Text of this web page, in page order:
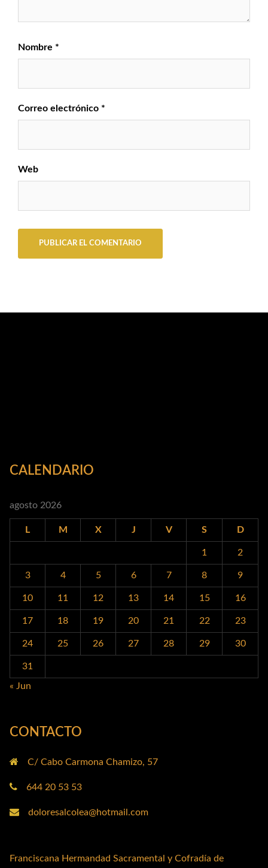
Nombre *
Correo electrónico *
Web
CALENDARIO
agosto 2026
L M X J V S D
1 2
3 4 5 6 7 8 9
10 11 12 13 14 15 16
17 18 19 20 21 22 23
24 25 26 27 28 29 30
31
« Jun
CONTACTO
C/ Cabo Carmona Chamizo, 57
644 20 53 53
doloresalcolea@hotmail.com
Franciscana Hermandad Sacramental y Cofradía de